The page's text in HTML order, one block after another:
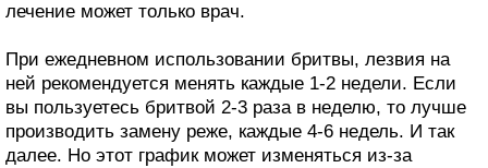
лечение может только врач.
При ежедневном использовании бритвы, лезвия на
ней рекомендуется менять каждые 1-2 недели. Если
вы пользуетесь бритвой 2-3 раза в неделю, то лучше
производить замену реже, каждые 4-6 недель. И так
далее. Но этот график может изменяться из-за